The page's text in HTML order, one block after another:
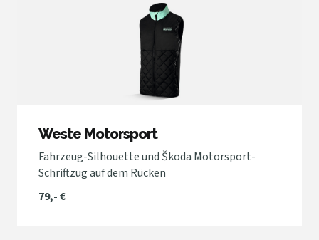
Weste Motorsport
Fahrzeug-Silhouette und Škoda Motorsport-
Schriftzug auf dem Rücken
79,- €